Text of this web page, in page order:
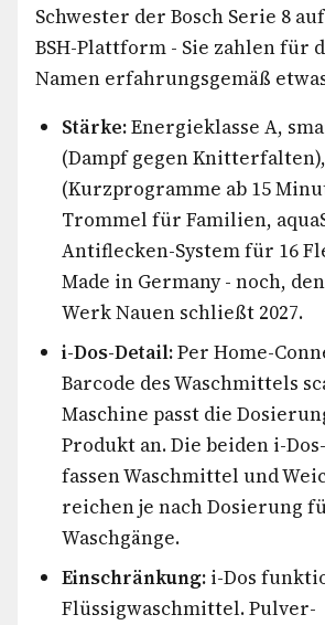
Schwester der Bosch Serie 8
BSH-Plattform - Sie zahlen für
Namen erfahrungsgemäß
Stärke:Energieklasse A,
(Dampf gegen Knitterfalten),
(Kurzprogramme ab 15
Trommel für Familien,
Antiflecken-System für 16
Made in Germany - noch,
Werk Nauen schließt 2027.
i-Dos-Detail:Per Home-
Barcode des Waschmittels
Maschine passt die
Produkt an. Die beiden i-
fassen Waschmittel und
reichen je nach Dosierung
Waschgänge.
Einschränkung: i-Dos
Flüssigwaschmittel. Pulver-